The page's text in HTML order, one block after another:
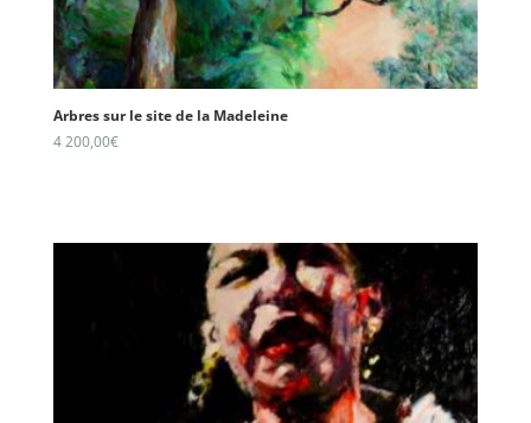
Arbres sur le site de la Madeleine
4 200,00€